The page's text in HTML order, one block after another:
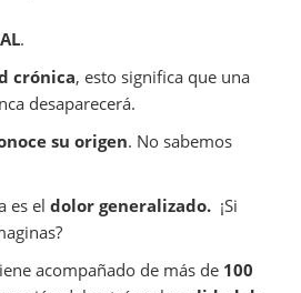
.
crónica, esto significa que una
desaparecerá.
su origen. No sabemos
es eldolor generalizado. ¡Si
acompañado de más de 100